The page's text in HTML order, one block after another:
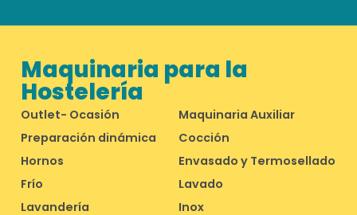
Maquinaria para la
Hostelería
Outlet- Ocasión
Maquinaria Auxiliar
Preparación dinámica
Cocción
Hornos
Envasado y Termosellado
Frío
Lavado
Lavandería
Inox